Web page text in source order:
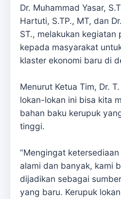
Dr. Muhammad Yasar,
Hartuti, S.TP., MT, dan
ST., melakukan kegiatan
kepada masyarakat
klaster ekonomi baru di
Menurut Ketua Tim, Dr.
lokan-lokan ini bisa kita
bahan baku kerupuk
tinggi.
“Mengingat
alami dan banyak, kami
dijadikan sebagai
yang baru. Kerupuk